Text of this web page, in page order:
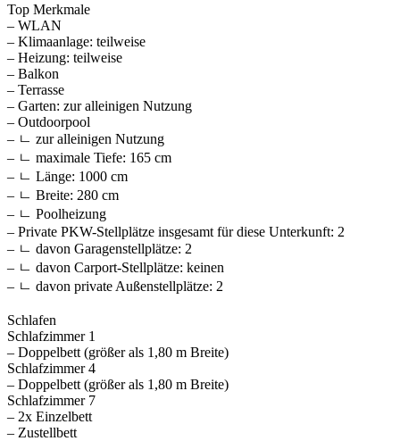
Top Merkmale
– WLAN
– Klimaanlage: teilweise
– Heizung: teilweise
– Balkon
– Terrasse
– Garten: zur alleinigen Nutzung
– Outdoorpool
– ㄴ zur alleinigen Nutzung
– ㄴ maximale Tiefe: 165 cm
– ㄴ Länge: 1000 cm
– ㄴ Breite: 280 cm
– ㄴ Poolheizung
– Private PKW-Stellplätze insgesamt für diese Unterkunft: 2
– ㄴ davon Garagenstellplätze: 2
– ㄴ davon Carport-Stellplätze: keinen
– ㄴ davon private Außen­stellplätze: 2
Schlafen
Schlafzimmer 1
– Doppelbett (größer als 1,80 m Breite)
Schlafzimmer 4
– Doppelbett (größer als 1,80 m Breite)
Schlafzimmer 7
– 2x Einzelbett
– Zustellbett